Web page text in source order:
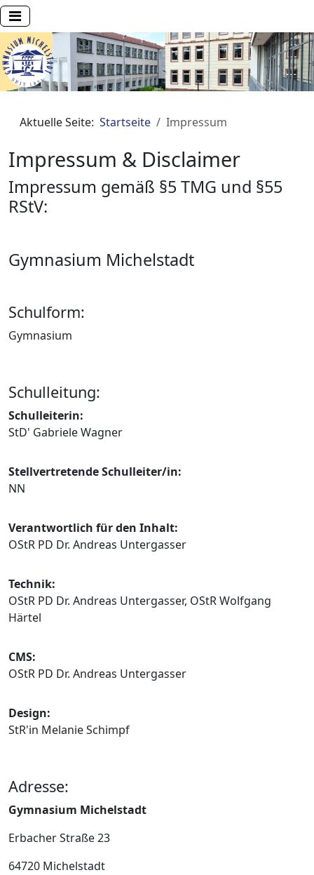
Aktuelle Seite: Startseite Impressum
Impressum & Disclaimer
Impressum gemäß §5 TMG und §55
RStV:
Gymnasium Michelstadt
Schulform:
Gymnasium
Schulleitung:
Schulleiterin:
StD' Gabriele Wagner
Stellvertretende Schulleiter/in:
NN
Verantwortlich für den Inhalt:
OStR PD Dr. Andreas Untergasser
Technik:
OStR PD Dr. Andreas Untergasser, OStR Wolfgang
Härtel
CMS:
OStR PD Dr. Andreas Untergasser
Design:
StR'in Melanie Schimpf
Adresse:
Gymnasium Michelstadt
Erbacher Straße 23
64720 Michelstadt